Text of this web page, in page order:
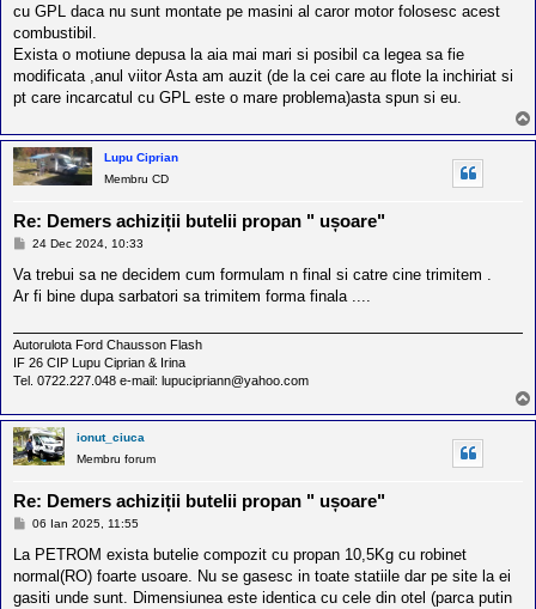
cu GPL daca nu sunt montate pe masini al caror motor folosesc acest
combustibil.
Exista o motiune depusa la aia mai mari si posibil ca legea sa fie
modificata ,anul viitor Asta am auzit (de la cei care au flote la inchiriat si
pt care incarcatul cu GPL este o mare problema)asta spun si eu.
Lupu Ciprian
Membru CD
Re: Demers achiziții butelii propan " ușoare"
M
s
j
24 Dec 2024, 10:33
Va trebui sa ne decidem cum formulam n final si catre cine trimitem .
Ar fi bine dupa sarbatori sa trimitem forma finala ....
Autorulota Ford Chausson Flash
IF 26 CIP Lupu Ciprian & Irina
Tel. 0722.227.048 e-mail: lupucipriann@yahoo.com
ionut_ciuca
Membru forum
Re: Demers achiziții butelii propan " ușoare"
M
s
j
06 Ian 2025, 11:55
La PETROM exista butelie compozit cu propan 10,5Kg cu robinet
normal(RO) foarte usoare. Nu se gasesc in toate statiile dar pe site la ei
gasiti unde sunt. Dimensiunea este identica cu cele din otel (parca putin